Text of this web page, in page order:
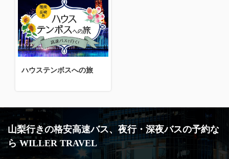
ハウステンボスへの旅
山梨行きの格安高速バス、夜行・深夜バスの予約な
ら WILLER TRAVEL